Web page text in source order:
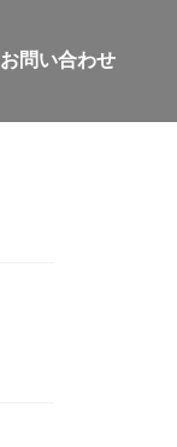
お問い合わせ